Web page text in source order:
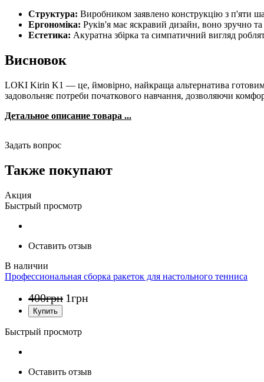
Структура: Виробником заявлено конструкцію з п'яти
Ергономіка: Руків'я має яскравий дизайн, воно зручно
Естетика: Акуратна збірка та симпатичний вигляд
Висновок
LOKI Kirin K1 — це, ймовірно, найкраща альтернатива готовим
задовольняє потреби початкового навчання, дозволяючи
Детальное описание товара ...
Задать вопрос
Также покупают
Акция
Быстрый просмотр
Оставить отзыв
Профессиональная сборка ракеток для настольного тенниса
400грн 1грн
Быстрый просмотр
Оставить отзыв